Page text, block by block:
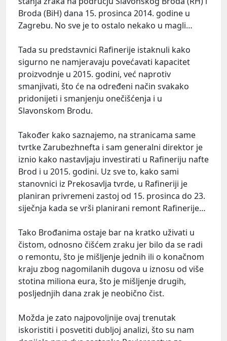
Broda (BiH) dana 15. prosinca 2014. godine u
Zagrebu. No sve je to ostalo nekako u magli…
Tada su predstavnici Rafinerije istaknuli kako
sigurno ne namjeravaju povećavati kapacitet
proizvodnje u 2015. godini, već naprotiv
smanjivati, što će na određeni način svakako
pridonijeti i smanjenju onečišćenja i u
Slavonskom Brodu.
Također kako saznajemo, na stranicama same
tvrtke Zarubezhnefta i sam generalni direktor je
iznio kako nastavljaju investirati u Rafineriju nafte
Brod i u 2015. godini. Uz sve to, kako sami
stanovnici iz Prekosavlja tvrde, u Rafineriji je
planiran privremeni zastoj od 15. prosinca do 23.
siječnja kada se vrši planirani remont Rafinerije…
Tako Brođanima ostaje bar na kratko uživati u
čistom, odnosno čišćem zraku jer bilo da se radi
o remontu, što je mišljenje jednih ili o konačnom
kraju zbog nagomilanih dugova u iznosu od više
stotina miliona eura, što je mišljenje drugih,
posljednjih dana zrak je neobično čist.
Možda je zato najpovoljnije ovaj trenutak
iskoristiti i posvetiti dubljoj analizi, što su nam